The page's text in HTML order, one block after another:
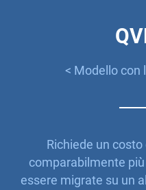
< Modello con
Richiede un
comparabilmente
essere migrate su un